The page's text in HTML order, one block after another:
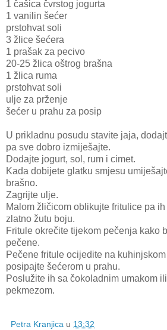
1 čašica čvrstog jogurta
1 vanilin šećer
prstohvat soli
3 žlice šećera
1 prašak za pecivo
20-25 žlica oštrog brašna
1 žlica ruma
prstohvat soli
ulje za prženje
šećer u prahu za posip
U prikladnu posudu stavite jaja,
pa sve dobro izmiješajte.
Dodajte jogurt, sol, rum i cimet.
Kada dobijete glatku smjesu
brašno.
Zagrijte ulje.
Malom žličicom oblikujte fritulice pa
zlatno žutu boju.
Fritule okrečite tijekom pečenja kako
pečene.
Pečene fritule ocijedite na
posipajte šećerom u prahu.
Poslužite ih sa čokoladnim umakom
pekmezom.
Petra Kranjica u 13:32